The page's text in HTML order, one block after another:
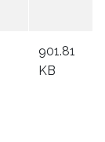
901.81
KB